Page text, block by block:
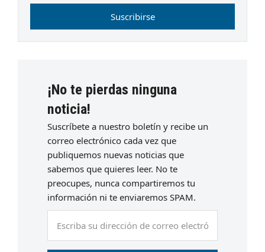
Suscribirse
¡No te pierdas ninguna
noticia!
Suscríbete a nuestro boletín y recibe un
correo electrónico cada vez que
publiquemos nuevas noticias que
sabemos que quieres leer. No te
preocupes, nunca compartiremos tu
información ni te enviaremos SPAM.